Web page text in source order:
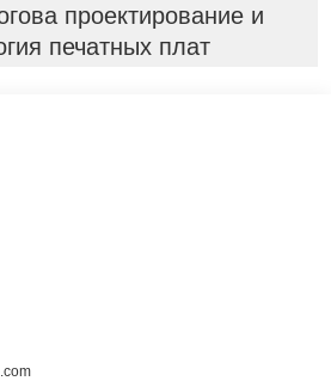
проектирование и
печатных плат